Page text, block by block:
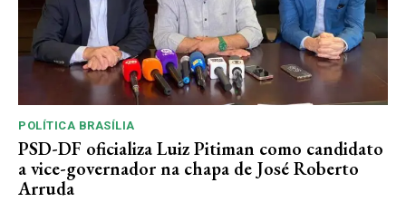
POLÍTICA BRASÍLIA
PSD-DF oficializa Luiz Pitiman como candidato
a vice-governador na chapa de José Roberto
Arruda